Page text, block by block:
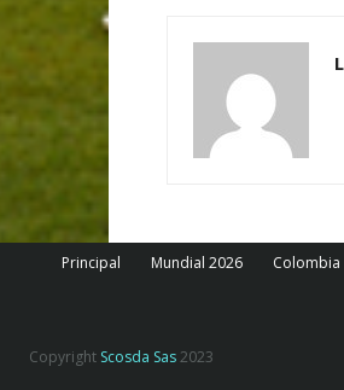
Principal Mundial 2026 Colombia
Copyright Scosda Sas2023